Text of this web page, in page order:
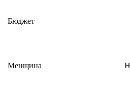
Бюджет
Менщина